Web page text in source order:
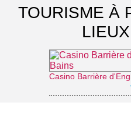
TOURISME À
Casino Barrière